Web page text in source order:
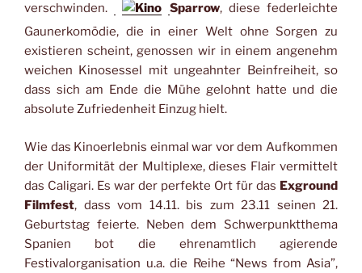
verschwinden.
Sparrow, diese federleichte
Gaunerkomödie, die in einer Welt ohne Sorgen zu
existieren scheint, genossen wir in einem angenehm
weichen Kinosessel mit ungeahnter Beinfreiheit, so
dass sich am Ende die Mühe gelohnt hatte und die
absolute Zufriedenheit Einzug hielt.
Wie das Kinoerlebnis einmal war vor dem Aufkommen
der Uniformität der Multiplexe, dieses Flair vermittelt
das Caligari. Es war der perfekte Ort für das Exground
Filmfest, dass vom 14.11. bis zum 23.11 seinen 21.
Geburtstag feierte. Neben dem Schwerpunktthema
Spanien bot die ehrenamtlich agierende
Festivalorganisation u.a. die Reihe “News from Asia”,